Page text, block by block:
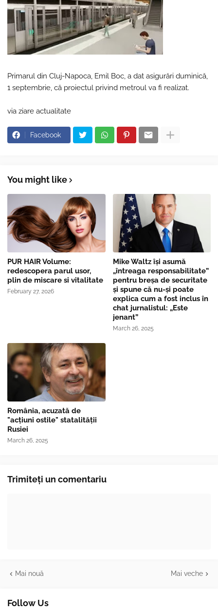
Primarul din Cluj-Napoca, Emil Boc, a dat asigurări duminică,
1 septembrie, că proiectul privind metroul va fi realizat.
via ziare actualitate
Facebook
You might like
PUR HAIR Volume:
redescopera parul usor,
plin de miscare si vitalitate
February 27, 2026
Mike Waltz îşi asumă
„întreaga responsabilitate”
pentru breşa de securitate
și spune că nu-și poate
explica cum a fost inclus în
chat jurnalistul: „Este
jenant”
March 26, 2025
România, acuzată de
"acțiuni ostile" statalității
Rusiei
March 26, 2025
Trimiteți un comentariu
Mai nouă Mai veche
Follow Us